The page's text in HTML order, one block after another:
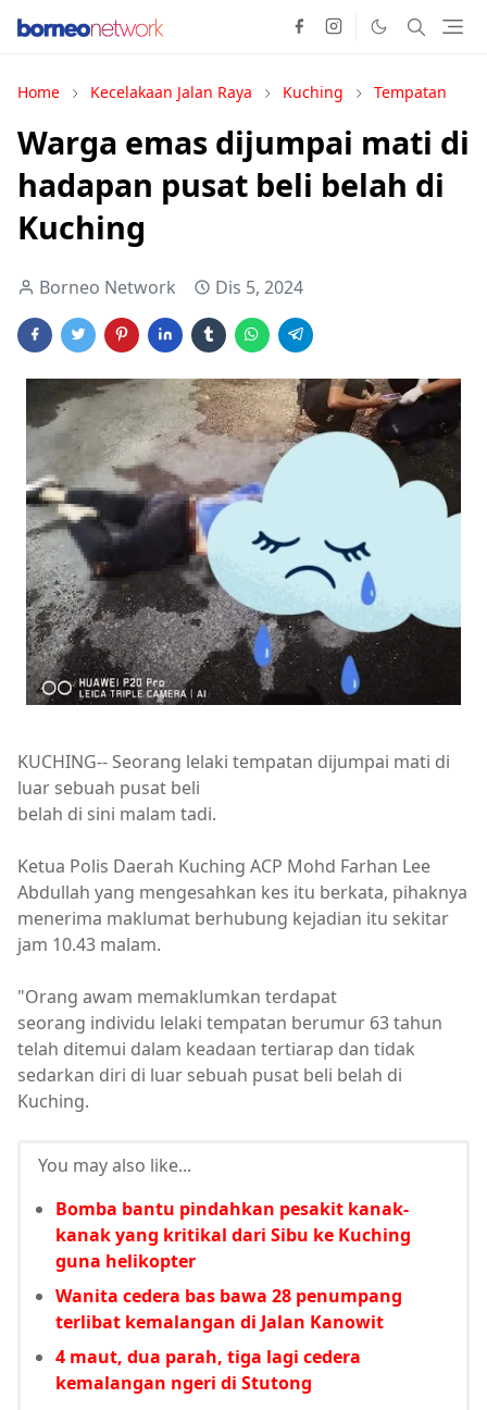
Home Kecelakaan Jalan Raya Kuching Tempatan
Warga emas dijumpai mati di
hadapan pusat beli belah di
Kuching
Borneo Network Dis 5, 2024
KUCHING-- Seorang lelaki tempatan dijumpai mati di
luar sebuah pusat beli
belah di sini malam tadi.
Ketua Polis Daerah Kuching ACP Mohd Farhan Lee
Abdullah yang mengesahkan kes itu berkata, pihaknya
menerima maklumat berhubung kejadian itu sekitar
jam 10.43 malam.
"Orang awam memaklumkan terdapat
seorang individu lelaki tempatan berumur 63 tahun
telah ditemui dalam keadaan tertiarap dan tidak
sedarkan diri di luar sebuah pusat beli belah di
Kuching.
You may also like...
Bomba bantu pindahkan pesakit kanak-
kanak yang kritikal dari Sibu ke Kuching
guna helikopter
Wanita cedera bas bawa 28 penumpang
terlibat kemalangan di Jalan Kanowit
4 maut, dua parah, tiga lagi cedera
kemalangan ngeri di Stutong